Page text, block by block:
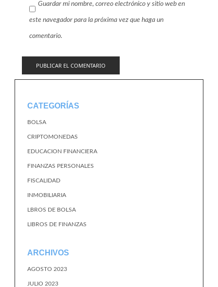
Guardar mi nombre, correo electrónico y sitio web en
este navegador para la próxima vez que haga un
comentario.
CATEGORÍAS
BOLSA
CRIPTOMONEDAS
EDUCACION FINANCIERA
FINANZAS PERSONALES
FISCALIDAD
INMOBILIARIA
LBROS DE BOLSA
LIBROS DE FINANZAS
ARCHIVOS
AGOSTO 2023
JULIO 2023